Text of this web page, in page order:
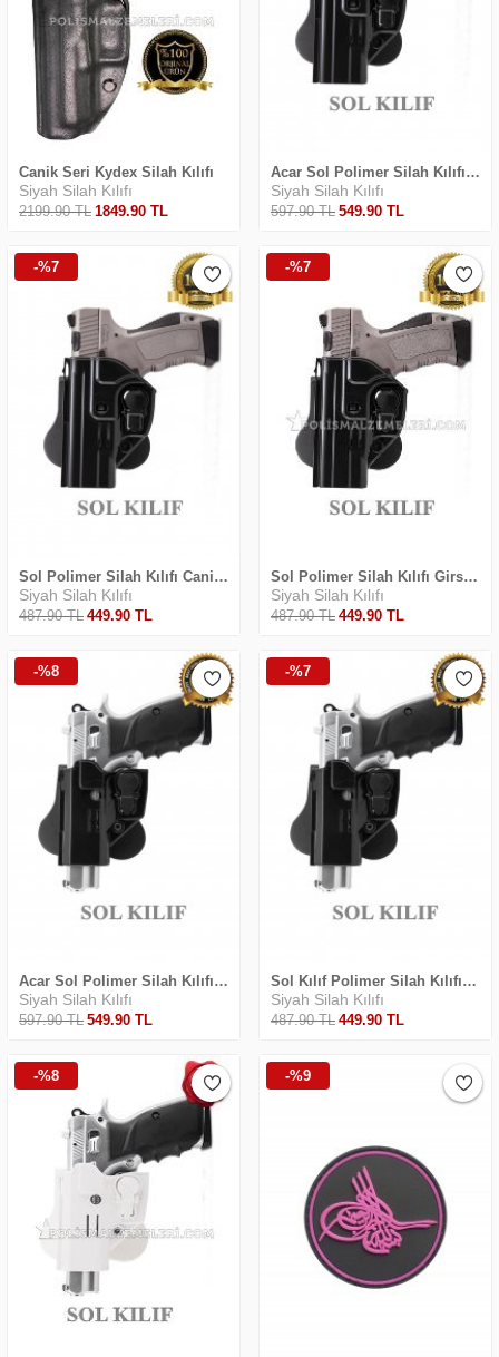
Canik Seri Kydex Silah Kılıfı
Siyah Silah Kılıfı
2199.90TL 1849.90 TL
Acar Sol Polimer Silah Kılıfı Sar9 Seri
Siyah Silah Kılıfı
597.90TL 549.90 TL
-%7
Sol Polimer Silah Kılıfı Canik Serisi
Siyah Silah Kılıfı
487.90TL 449.90 TL
-%7
Sol Polimer Silah Kılıfı Girsan Serisi
Siyah Silah Kılıfı
487.90TL 449.90 TL
-%8
Acar Sol Polimer Silah Kılıfı Sarsılmaz Seri
Siyah Silah Kılıfı
597.90TL 549.90 TL
-%7
Sol Kılıf Polimer Silah Kılıfı CZ-75 C-75 B
Siyah Silah Kılıfı
487.90TL 449.90 TL
-%8 -%9